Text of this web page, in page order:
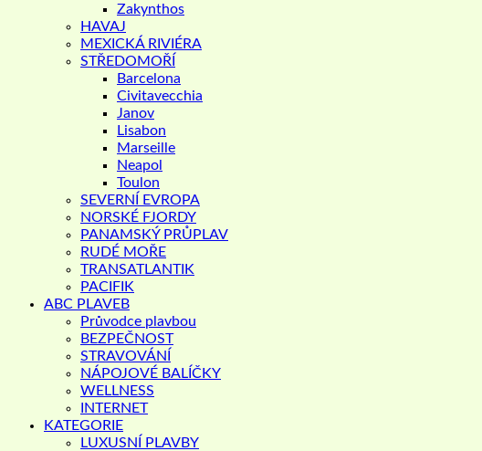
Zakynthos
HAVAJ
MEXICKÁ RIVIÉRA
STŘEDOMOŘÍ
Barcelona
Civitavecchia
Janov
Lisabon
Marseille
Neapol
Toulon
SEVERNÍ EVROPA
NORSKÉ FJORDY
PANAMSKÝ PRŮPLAV
RUDÉ MOŘE
TRANSATLANTIK
PACIFIK
ABC PLAVEB
Průvodce plavbou
BEZPEČNOST
STRAVOVÁNÍ
NÁPOJOVÉ BALÍČKY
WELLNESS
INTERNET
KATEGORIE
LUXUSNÍ PLAVBY